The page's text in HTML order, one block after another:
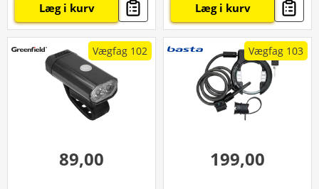
Læg i kurv Læg i kurv
Vægfag 102
89,00
Vægfag 103
199,00